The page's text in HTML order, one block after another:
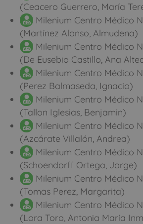
(Ceacero Guerrero, María
Milenium Centro Médico
(Martínez Alonso, Almudena)
Milenium Centro Médico
(De Eusebio Castillo, Ana
Milenium Centro Médico
(Perez Balmaseda, Ignacio)
Milenium Centro Médico
(Tallon Iglesias, Benjamin)
Milenium Centro Médico
(Azcárate Villalón, Andrea)
Milenium Centro Médico
(Schoendorff Ortega, Jorge)
Milenium Centro Médico
(Tomas Perez, Margarita)
Milenium Centro Médico
(Lora Toro, Antonia María